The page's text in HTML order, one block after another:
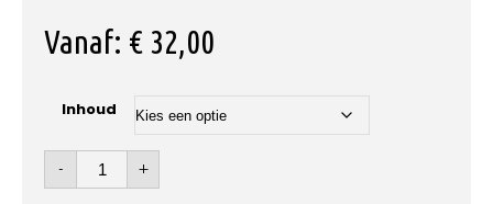
Vanaf: € 32,00
Inhoud
- +